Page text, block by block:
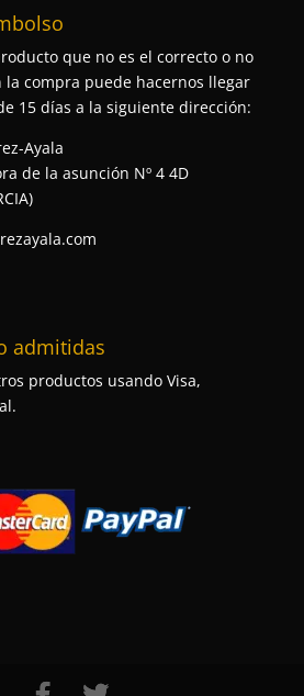
que no es el correcto o no
la compra puede hacernos llegar
15 días a la siguiente dirección:
Ayala
de la asunción Nº 4 4D
admitidas
productos usando Visa,